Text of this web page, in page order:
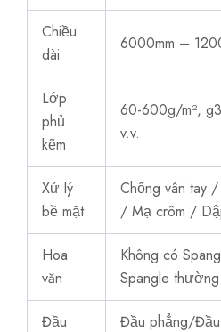
Chiều
dài
6000mm –
Lớp
phủ
kẽm
60-600g/m²,
v.v.
Xử lý
bề mặt
Chống vân tay
/ Mạ crôm /
Hoa
văn
Không có
Spangle
Đầu Đầu phẳng/